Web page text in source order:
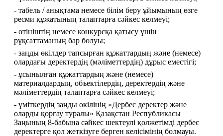
- табель / анықтама немесе білім беру ұйымының өзге
ресми құжатының талаптарға сәйкес келмеуі;
- өтініштің немесе конкурсқа қатысу үшін
рұқсаттаманың бар болуы;
- заңды өкілдер тапсырған құжаттардың және (немесе)
олардағы деректердің (мәліметтердің) дұрыс еместігі;
- ұсынылған құжаттардың және (немесе)
материалдардың, объектілердің, деректердің және
мәліметтердің талаптарға сәйкес келмеуі;
- үміткердің заңды өкілінің «Дербес деректер және
оларды қорғау туралы» Қазақстан Республикасы
Заңының 8-бабына сәйкес шектеулі қолжетімді дербес
деректерге қол жеткізуге берген келісімінің болмауы.